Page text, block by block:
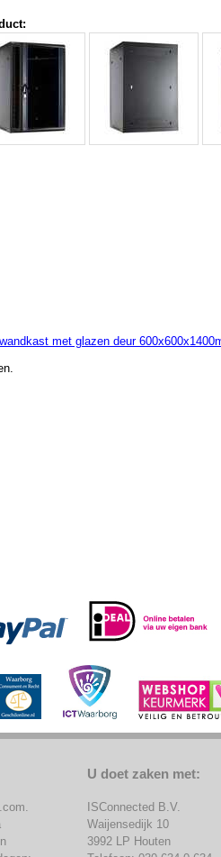
met glazen deur
U doet zaken met:
ISConnected B.V.
Waijensedijk 10
3992 LP Houten